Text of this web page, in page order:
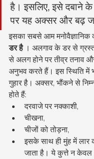
है। इसलिए, इसे दबाने
पर यह अक्सर और बढ़
इसका सबसे आम मनोवैज्ञानिक
डर है । अलगाव के डर से
से अलग होने पर तीव्र तनाव
अनुभव करते हैं। इस स्थिति में
गुहार है। अक्सर, भौंकने से
होते हैं:
दरवाजे पर नक्काशी,
चीखना,
चीजों को तोड़ना,
इसके साथ ही मुंह में लार
जाता है। ये कुत्ते न